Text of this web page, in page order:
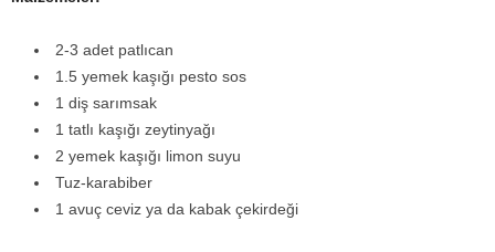
2-3 adet patlıcan
1.5 yemek kaşığı pesto sos
1 diş sarımsak
1 tatlı kaşığı zeytinyağı
2 yemek kaşığı limon suyu
Tuz-karabiber
1 avuç ceviz ya da kabak çekirdeği